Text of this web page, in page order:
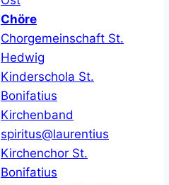
Chöre
Chorgemeinschaft St.
Hedwig
Kinderschola St.
Bonifatius
Kirchenband
spiritus@laurentius
Kirchenchor St.
Bonifatius